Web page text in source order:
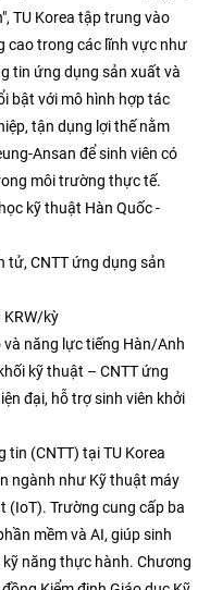
TU Korea tập trung vào
cao trong các lĩnh vực như
tin ứng dụng sản xuất và
bật với mô hình hợp tác
tận dụng lợi thế nằm
Ansan để sinh viên có
môi trường thực tế.​
tử, CNTT ứng dụng sản
kỳ
và năng lực tiếng Hàn/Anh
kỹ thuật – CNTT ứng
đại, hỗ trợ sinh viên khởi
tin (CNTT) tại TU Korea
ngành như Kỹ thuật máy
(IoT). Trường cung cấp ba
mềm và AI, giúp sinh
năng thực hành. Chương